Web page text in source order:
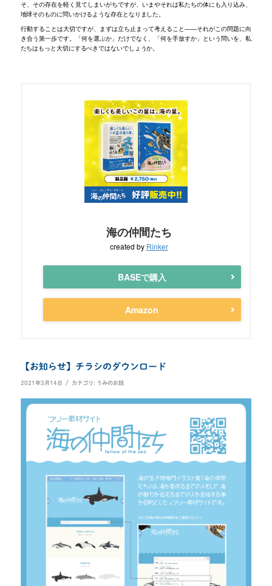
そ、その存在を軽く見てしまいがちですが、いまやそれは私たちの体にも入り込み、
地球そのものに問いかけるような存在となりました。
行動することは大切ですが、まずは立ち止まって考えること――それがこの問題に向
き合う第一歩です。「何を選ぶか」だけでなく、「何を手放すか」という問いを、私
たちはもっと大切にするべきではないでしょうか。
海の仲間たち
created by Rinker
BASEで購入
Amazon
【お知らせ】チラシのダウンロード
2021年3月14日 / カテゴリ: うみのお話